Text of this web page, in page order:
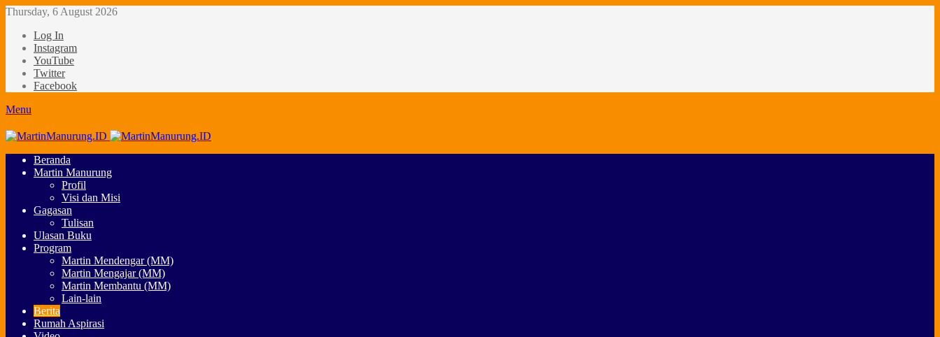
Thursday, 6 August 2026
Log In
Instagram
YouTube
Twitter
Facebook
Menu
Beranda
Martin Manurung
Profil
Visi dan Misi
Gagasan
Tulisan
Ulasan Buku
Program
Martin Mendengar (MM)
Martin Mengajar (MM)
Martin Membantu (MM)
Lain-lain
Berita
Rumah Aspirasi